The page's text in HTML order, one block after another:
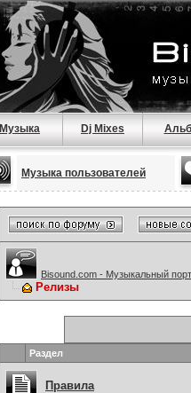
Музыка Dj Mixes
Музыка пользователей
Bisound.com - Музыкальный
Релизы
Раздел
Правила